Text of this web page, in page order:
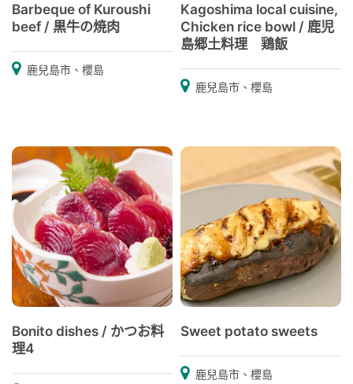
Barbeque of Kuroushi
beef / 黒牛の焼肉
鹿兒島市、櫻島
Kagoshima local cuisine,
Chicken rice bowl / 鹿児
島郷土料理 鶏飯
鹿兒島市、櫻島
Bonito dishes / かつお料
理4
Sweet potato sweets
鹿兒島市、櫻島